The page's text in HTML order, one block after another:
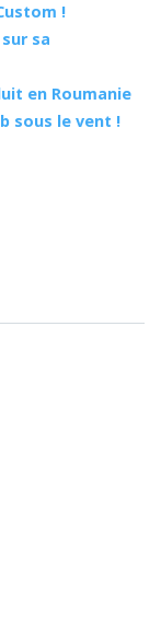
!
sa
en Roumanie
sous le vent !